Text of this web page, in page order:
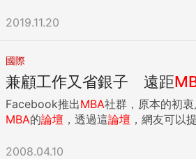
2019.11.20
國際
兼顧工作又省銀子 遠距
Facebook推出MBA社群，原本的初
MBA的論壇 ，透過這論壇 ，網友可以
2008.04.10